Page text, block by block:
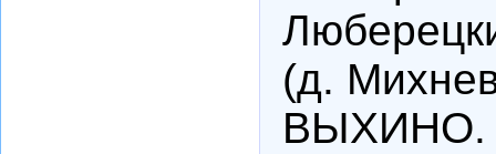
(д.
ВЫХИНО.